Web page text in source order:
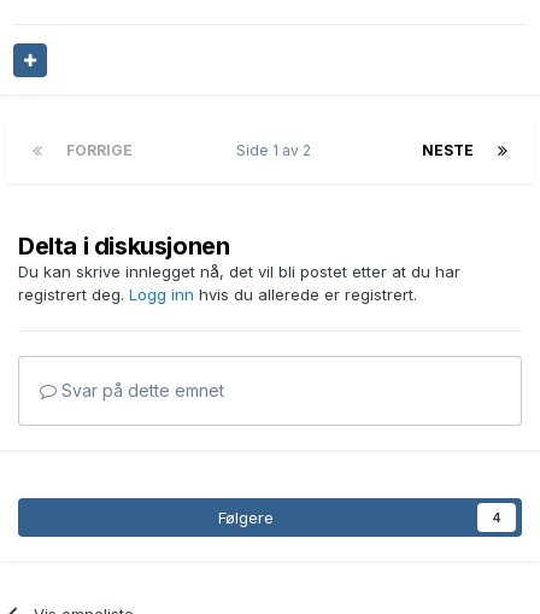
FORRIGE NESTE
Side 1 av 2
Delta i diskusjonen
Du kan skrive innlegget nå, det vil bli postet etter at du har
registrert deg. Logg inn hvis du allerede er registrert.
Svar på dette emnet
Følgere 4